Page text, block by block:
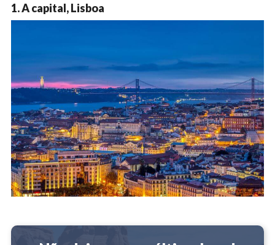
1. A capital, Lisboa